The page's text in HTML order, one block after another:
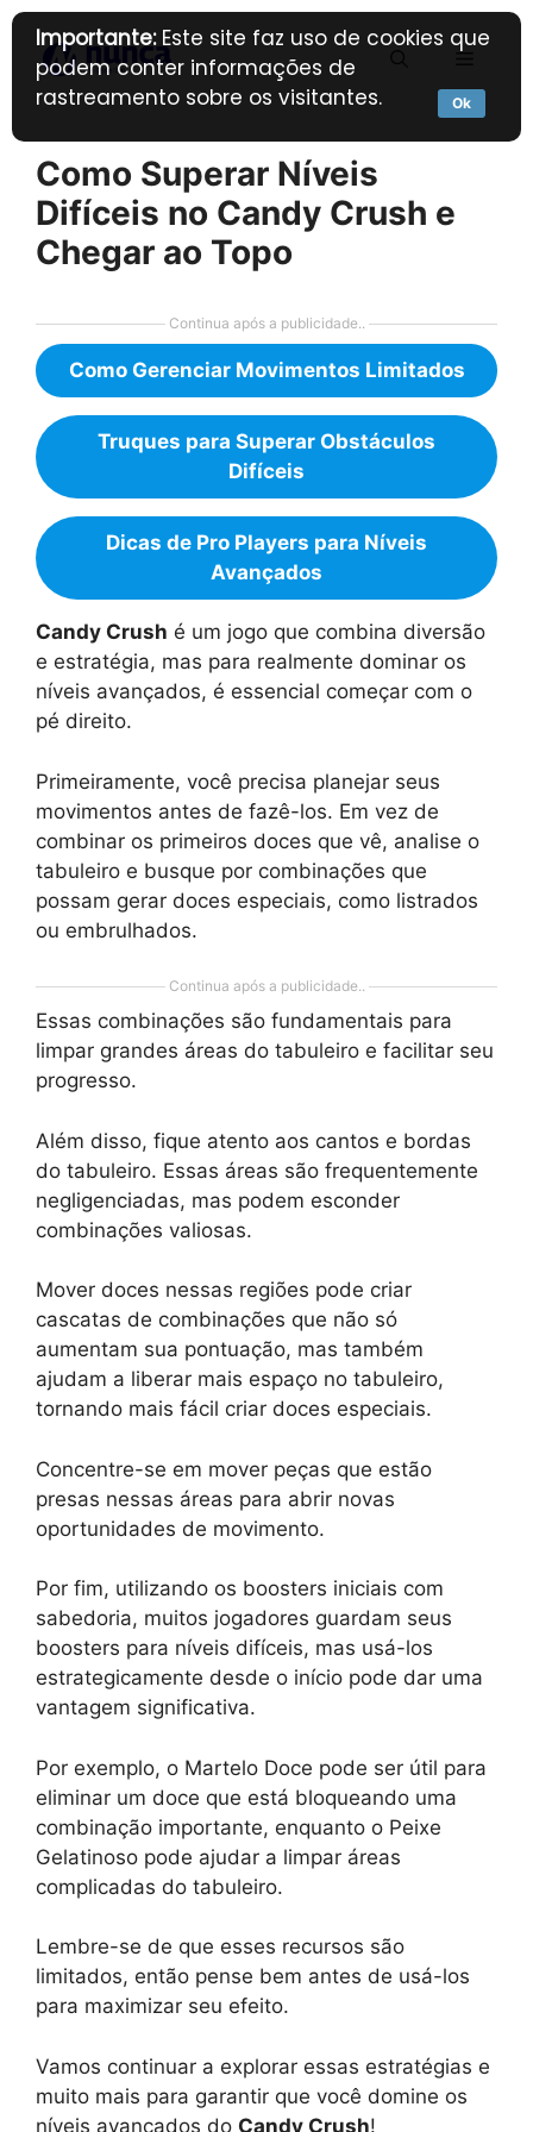
Pular
para
conteúdo
Como Superar Níveis
Difíceis no Candy Crush e
Chegar ao Topo
Continua após a publicidade..
Como Gerenciar Movimentos Limitados
Truques para Superar Obstáculos
Difíceis
Dicas de Pro Players para Níveis
Avançados
Candy Crush é um jogo que combina diversão
e estratégia, mas para realmente dominar os
níveis avançados, é essencial começar com o
pé direito.
Primeiramente, você precisa planejar seus
movimentos antes de fazê-los. Em vez de
combinar os primeiros doces que vê, analise o
tabuleiro e busque por combinações que
possam gerar doces especiais, como listrados
ou embrulhados.
Continua após a publicidade..
Essas combinações são fundamentais para
limpar grandes áreas do tabuleiro e facilitar seu
progresso.
Além disso, fique atento aos cantos e bordas
do tabuleiro. Essas áreas são frequentemente
negligenciadas, mas podem esconder
combinações valiosas.
Mover doces nessas regiões pode criar
cascatas de combinações que não só
aumentam sua pontuação, mas também
ajudam a liberar mais espaço no tabuleiro,
tornando mais fácil criar doces especiais.
Concentre-se em mover peças que estão
presas nessas áreas para abrir novas
oportunidades de movimento.
Por fim, utilizando os boosters iniciais com
sabedoria, muitos jogadores guardam seus
boosters para níveis difíceis, mas usá-los
estrategicamente desde o início pode dar uma
vantagem significativa.
Por exemplo, o Martelo Doce pode ser útil para
eliminar um doce que está bloqueando uma
combinação importante, enquanto o Peixe
Gelatinoso pode ajudar a limpar áreas
complicadas do tabuleiro.
Lembre-se de que esses recursos são
limitados, então pense bem antes de usá-los
para maximizar seu efeito.
Vamos continuar a explorar essas estratégias e
muito mais para garantir que você domine os
níveis avançados do Candy Crush!
Importante:Este site faz uso de cookies que
podem conter informações de
rastreamento sobre os visitantes.
Ok